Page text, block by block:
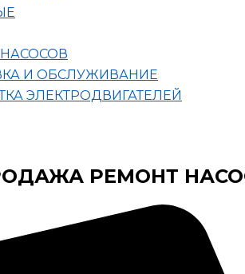
И ОБСЛУЖИВАНИЕ
ЭЛЕКТРОДВИГАТЕЛЕЙ
РЕМОНТ